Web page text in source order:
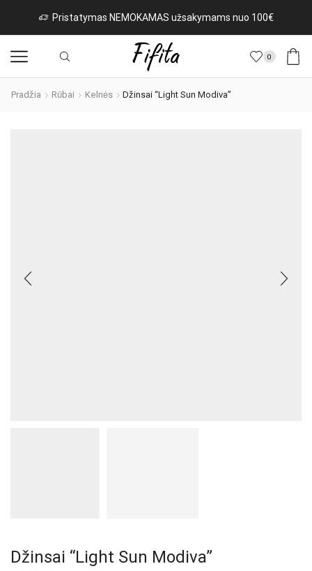
Pristatymas NEMOKAMAS užsakymams nuo 100€
0
Pradžia Rūbai Kelnės Džinsai “Light Sun Modiva”
Džinsai “Light Sun Modiva”